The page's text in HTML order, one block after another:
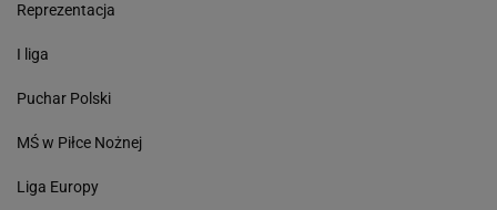
Reprezentacja
I liga
Puchar Polski
MŚ w Piłce Nożnej
Liga Europy